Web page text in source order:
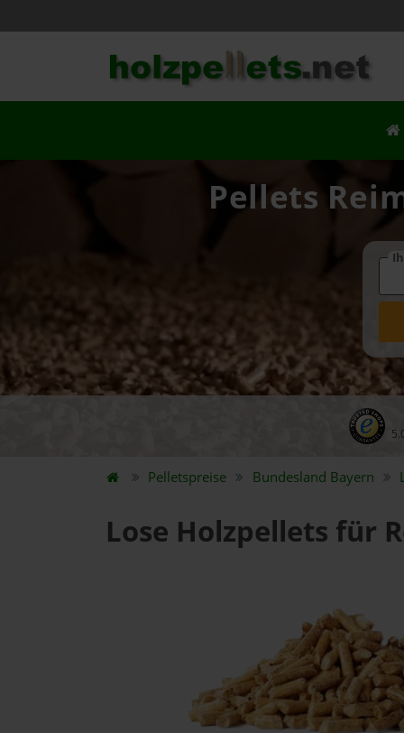
Pellets
Pelletspreise Bundesland Bayern
Lose Holzpellets für